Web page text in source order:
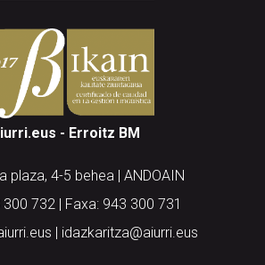
- Erroitz BM
plaza, 4-5 behea | ANDOAIN
300 732 | Faxa: 943 300 731
| idazkaritza@aiurri.eus